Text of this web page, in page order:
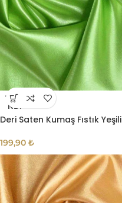
TÜKE
NDI
Deri Saten Kumaş Fıstık Yeşili
199,90 ₺